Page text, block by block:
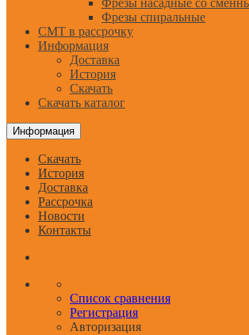
Фрезы насадные со
Фрезы спиральные
CMT в рассрочку
Информация
Доставка
История
Скачать
Скачать каталог
Информация
Скачать
История
Доставка
Рассрочка
Новости
Контакты
Список сравнения
Регистрация
Авторизация